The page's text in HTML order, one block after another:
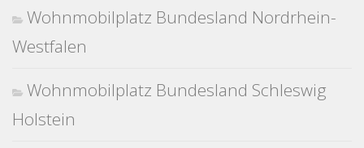
Wohnmobilplatz Bundesland Nordrhein-
Westfalen
Wohnmobilplatz Bundesland Schleswig
Holstein